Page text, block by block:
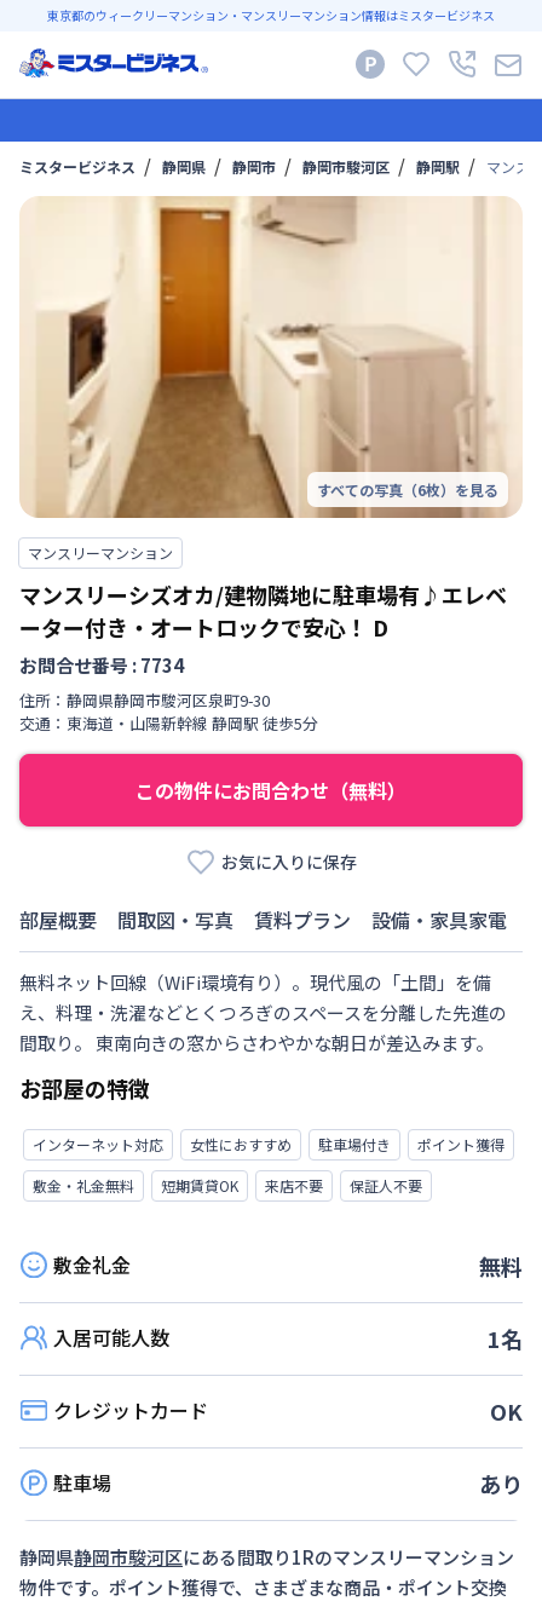
東京都のウィークリーマンション・マンスリーマンション情報はミスタービジネス
ミスタービジネス 静岡県 静岡市 静岡市駿河区 静岡駅 マンス
すべての写真（6枚）を見る
マンスリーマンション
マンスリーシズオカ/建物隣地に駐車場有♪エレベ
ーター付き・オートロックで安心！ D
お問合せ番号 :7734
住所： 静岡県静岡市駿河区泉町9-30
交通： 東海道・山陽新幹線 静岡駅 徒歩5分
この物件にお問合わせ（無料）
お気に入りに保存
部屋概要 間取図・写真 賃料プラン 設備・家具家電
無料ネット回線（WiFi環境有り）。現代風の「土間」を備
え、料理・洗濯などとくつろぎのスペースを分離した先進の
間取り。 東南向きの窓からさわやかな朝日が差込みます。
お部屋の特徴
インターネット対応 女性におすすめ 駐車場付き
ポイント獲得
敷金・礼金無料
短期賃貸OK 来店不要 保証人不要
敷金礼金 無料
入居可能人数 1名
クレジットカード OK
駐車場 あり
静岡県静岡市駿河区にある間取り1Rのマンスリーマンション
物件です。ポイント獲得で、さまざまな商品・ポイント交換